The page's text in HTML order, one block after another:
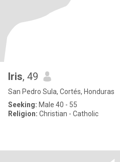
Iris, 49
San Pedro Sula, Cortés, Honduras
Seeking: Male 40 - 55
Religion: Christian - Catholic